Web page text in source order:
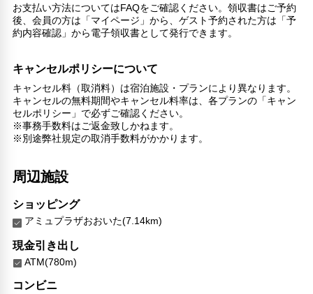
リラックス
マッサージ
ジェットバス
スチームルーム
スパ
喫煙所
スパ/サウナ
こだわりの設備
館内施設・便利なサービス
図書館
荷物預かりサービス
エレベーター
ランドリーサービス
バリアフリー対応
バリアフリー設備
お支払い方法についてはFAQをご確認ください。領収書はご予約
後、会員の方は「マイページ」から、ゲスト予約された方は「予
約内容確認」から電子領収書として発行できます。
キャンセルポリシーについて
キャンセル料（取消料）は宿泊施設・プランにより異なります。
キャンセルの無料期間やキャンセル料率は、各プランの「キャン
セルポリシー」で必ずご確認ください。
※事務手数料はご返金致しかねます。
※別途弊社規定の取消手数料がかかります。
周辺施設
ショッピング
アミュプラザおおいた(7.14km)
現金引き出し
ATM(780m)
コンビニ